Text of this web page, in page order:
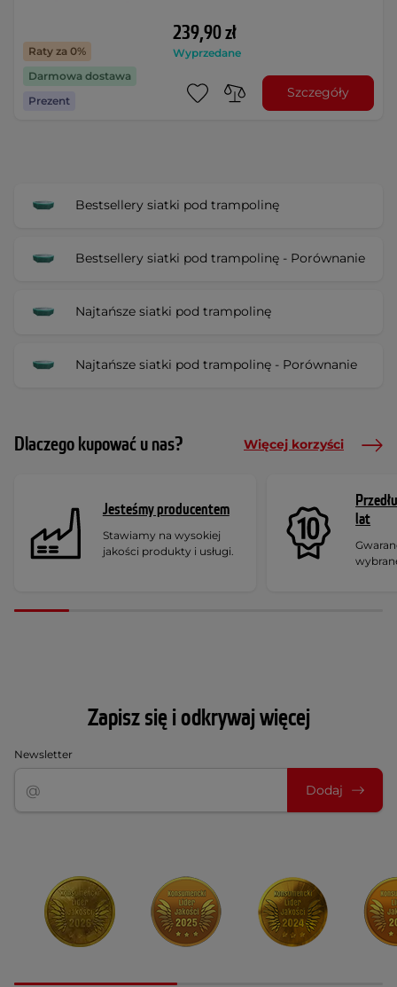
Raty za 0%
Darmowa dostawa
Prezent
239,90 zł
Wyprzedane
Szczegóły
Bestsellery siatki pod trampolinę
Bestsellery siatki pod trampolinę - Porównanie
Najtańsze siatki pod trampolinę
Najtańsze siatki pod trampolinę - Porównanie
Dlaczego kupować u nas? Więcej korzyści
Jesteśmy producentem
Stawiamy na wysokiej
jakości produkty i usługi.
lat
Zapisz się i odkrywaj więcej
Newsletter
Dodaj